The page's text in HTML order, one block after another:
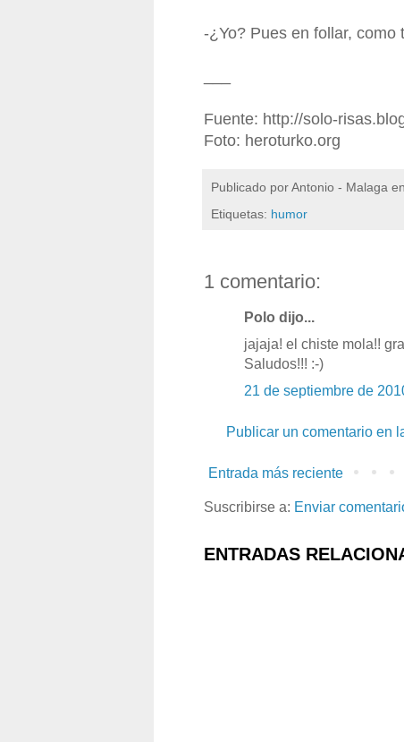
-¿Yo? Pues en follar, como
Fuente: http://solo-
Foto: heroturko.org
Publicado porAntonio - Malaga en
Etiquetas: humor
1 comentario:
Polo dijo...
jajaja! el chiste mola!!
Saludos!!! :-)
21 de septiembre de
Publicar un comentario en
Entrada más reciente
Suscribirse a: Enviar
ENTRADAS